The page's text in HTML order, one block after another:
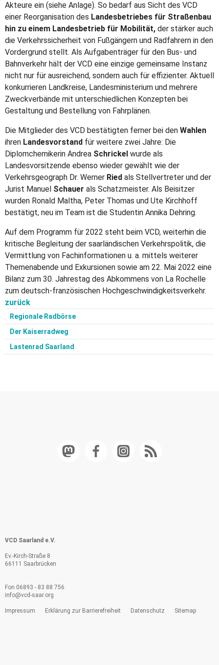
Akteure ein (siehe Anlage). So bedarf aus Sicht des VCD
einer Reorganisation des Landesbetriebes für Straßenbau
hin zu einem Landesbetrieb für Mobilität, der stärker auch
die Verkehrssicherheit von Fußgängern und Radfahrern in den
Vordergrund stellt. Als Aufgabenträger für den Bus- und
Bahnverkehr hält der VCD eine einzige gemeinsame Instanz
nicht nur für ausreichend, sondern auch für effizienter. Aktuell
konkurrieren Landkreise, Landesministerium und mehrere
Zweckverbände mit unterschiedlichen Konzepten bei
Gestaltung und Bestellung von Fahrplänen.
Die Mitglieder des VCD bestätigten ferner bei den Wahlen
ihren Landesvorstand für weitere zwei Jahre: Die
Diplomchemikerin Andrea Schrickel wurde als
Landesvorsitzende ebenso wieder gewählt wie der
Verkehrsgeograph Dr. Werner Ried als Stellvertreter und der
Jurist Manuel Schauer als Schatzmeister. Als Beisitzer
wurden Ronald Maltha, Peter Thomas und Ute Kirchhoff
bestätigt, neu im Team ist die Studentin Annika Dehring.
Auf dem Programm für 2022 steht beim VCD, weiterhin die
kritische Begleitung der saarländischen Verkehrspolitik, die
Vermittlung von Fachinformationen u. a. mittels weiterer
Themenabende und Exkursionen sowie am 22. Mai 2022 eine
Bilanz zum 30. Jahrestag des Abkommens von La Rochelle
zum deutsch-französischen Hochgeschwindigkeitsverkehr.
zurück
Regionale Radbörse
Der Kaiserradweg
Lastenrad Saarland
VCD Saarland e.V.
Ev.-Kirch-Straße 8
66111 Saarbrücken
Fon 06893 - 83 88 756
info@vcd-saar.org
Impressum Erklärung zur Barrierefreiheit Datenschutz Sitemap